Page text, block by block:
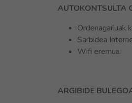
AUTOKONTSULTA
Ordenagailuak
Sarbidea
Wifi eremua.
ARGIBIDE